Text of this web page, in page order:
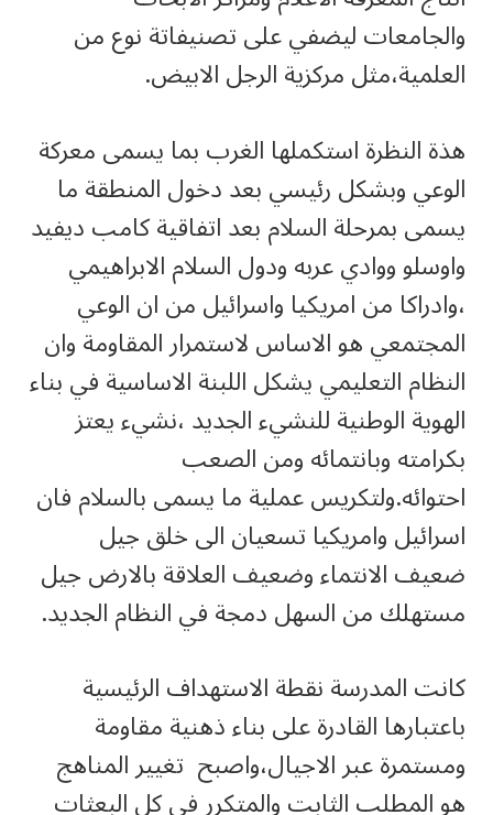
والجامعات ليضفي على تصنيفاتة نوع من
العلمية،مثل مركزية الرجل الابيض.
هذة النظرة استكملها الغرب بما يسمى معركة
الوعي وبشكل رئيسي بعد دخول المنطقة ما
يسمى بمرحلة السلام بعد اتفاقية كامب ديفيد
واوسلو ووادي عربه ودول السلام الابراهيمي
،وادراكا من امريكيا واسرائيل من ان الوعي
المجتمعي هو الاساس لاستمرار المقاومة وان
النظام التعليمي يشكل اللبنة الاساسية في بناء
الهوية الوطنية للنشيء الجديد ،نشيء يعتز
بكرامته وبانتمائه ومن الصعب
احتوائه.ولتكريس عملية ما يسمى بالسلام فان
اسرائيل وامريكيا تسعيان الى خلق جيل
ضعيف الانتماء وضعيف العلاقة بالارض جيل
مستهلك من السهل دمجة في النظام الجديد.
كانت المدرسة نقطة الاستهداف الرئيسية
باعتبارها القادرة على بناء ذهنية مقاومة
ومستمرة عبر الاجيال،واصبح تغيير المناهج
هو المطلب الثابت والمتكرر في كل البعثات